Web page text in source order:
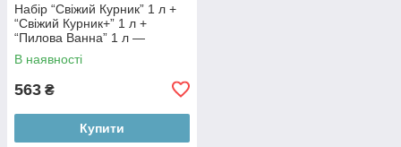
Набір “Свіжий Курник” 1 л +
“Свіжий Курник+” 1 л +
“Пилова Ванна” 1 л —
комплексний догляд за
курником та птицею
В наявності
563 ₴
Купити